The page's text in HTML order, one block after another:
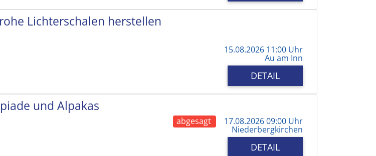
Lichterschalen herstellen
15.08.2026 11:00 Uhr
Au am Inn
DETAIL
und Alpakas
abgesagt 17.08.2026 09:00 Uhr
Niederbergkirchen
DETAIL